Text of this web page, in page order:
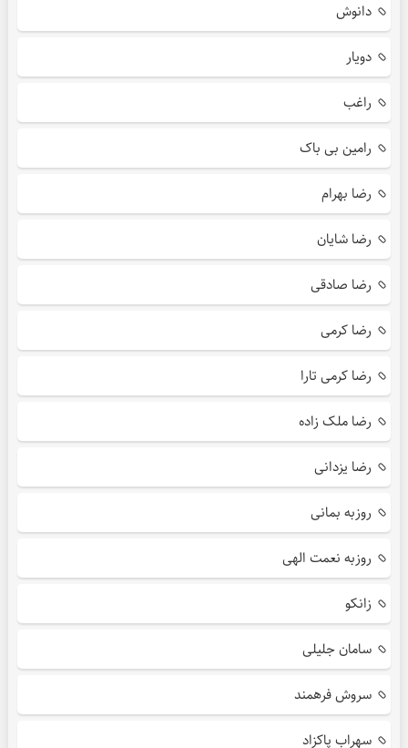
دانوش
دویار
راغب
رامین بی باک
رضا بهرام
رضا شایان
رضا صادقی
رضا کرمی
رضا کرمی تارا
رضا ملک زاده
رضا یزدانی
روزبه بمانی
روزبه نعمت الهی
زانکو
سامان جلیلی
سروش فرهمند
سهراب پاکزاد